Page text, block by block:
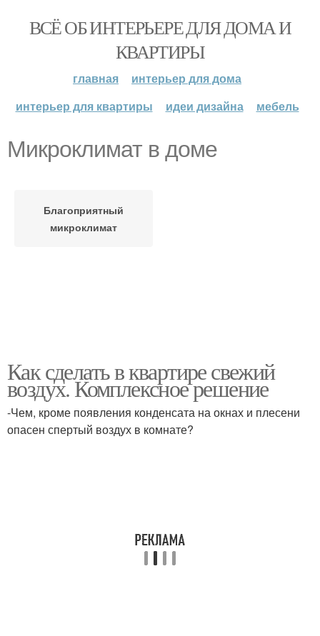
ВСЁ ОБ ИНТЕРЬЕРЕ ДЛЯ ДОМА И
КВАРТИРЫ
главная
интерьер для дома
интерьер для квартиры
идеи дизайна мебель
Микроклимат в доме
Благоприятный
микроклимат
Как сделать в квартире свежий
воздух. Комплексное решение
-Чем, кроме появления конденсата на окнах и плесени
опасен спертый воздух в комнате?